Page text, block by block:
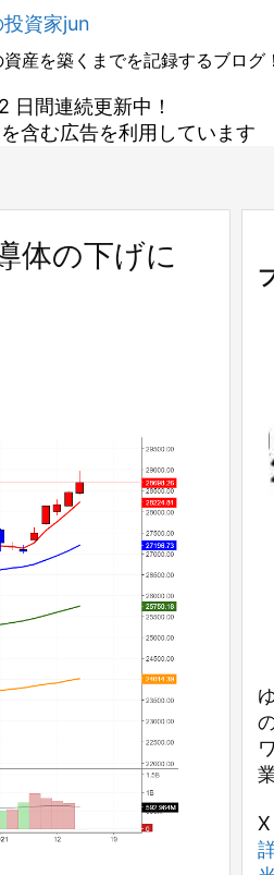
資家jun
産を築くまでを記録するブログ！
間連続更新中！
含む広告を利用しています
体の下げに
X